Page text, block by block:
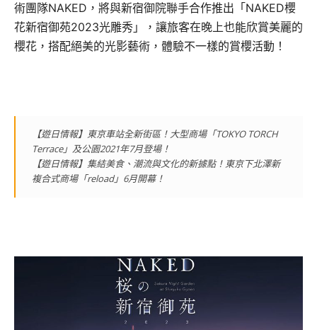
術團隊NAKED，將與新宿御院聯手合作推出「NAKED櫻
花新宿御苑2023光雕秀」，讓旅客在晚上也能欣賞美麗的
櫻花，搭配絕美的光影藝術，體驗不一樣的賞櫻活動！
【遊日情報】東京車站全新街區！大型商場「TOKYO TORCH
Terrace」及公園2021年7月登場！
【遊日情報】集結美食、潮流與文化的新據點！東京下北澤新
複合式商場「reload」6月開幕！